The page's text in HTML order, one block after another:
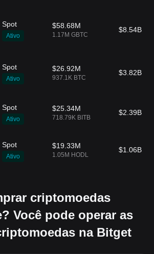
Spot
Ativo
$58.68M
1.17M GBTC
$8.54B
Spot
Ativo
$26.92M
937.1K BTC
$3.82B
Spot
Ativo
$25.34M
718.79K BITB
$2.39B
Spot
Ativo
$19.33M
1.05M HODL
$1.06B
criptomoedas
Você pode operar as
na Bitget